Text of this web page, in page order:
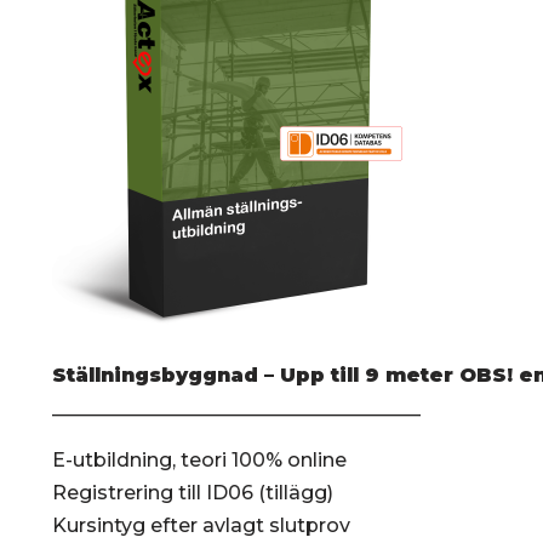
Ställningsbyggnad – Upp till 9 meter OBS!
______________________________________
E-utbildning, teori 100% online
Registrering till ID06 (tillägg)
Kursintyg efter avlagt slutprov